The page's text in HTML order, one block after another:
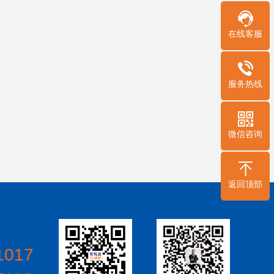
在线客服
服务热线
微信咨询
返回顶部